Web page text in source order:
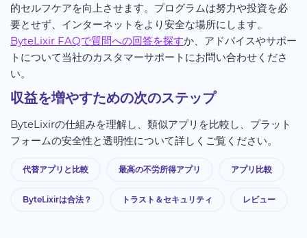
的セルフケアを向上させます。プログラムは努力や投資を必
要とせず、インターネットをより安全な場所にします。
ByteLixir FAQで質問への回答を探すか、アドバイスやサポー
トについて当社のカスタマーサポートにお問い合わせくださ
い。
収益を増やすための次のステップ
ByteLixirの仕組みを理解し、類似アプリを比較し、プラット
フォームの安全性と透明性について詳しくご覧ください。
代替アプリと比較 最高の不労所得アプリ アプリ比較
ByteLixirは合法？ トラスト＆セキュリティ レビュー